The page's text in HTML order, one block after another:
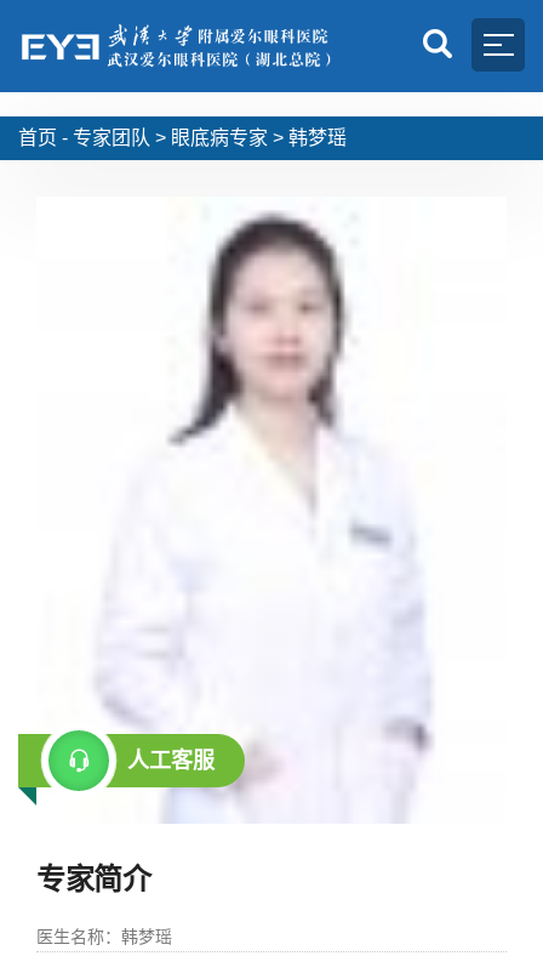
首页 - 专家团队 > 眼底病专家 > 韩梦瑶
人工客服
专家简介
医生名称：韩梦瑶